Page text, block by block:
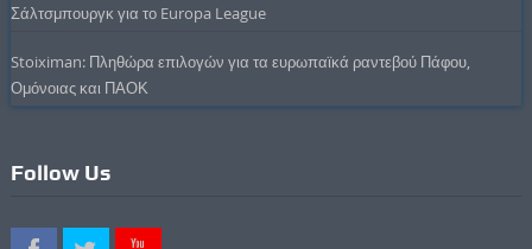
Σάλτσμπουργκ για το Europa League
Stoiximan: Πληθώρα επιλογών για τα ευρωπαϊκά ραντεβού Πάφου,
Ομόνοιας και ΠΑΟΚ
Follow Us